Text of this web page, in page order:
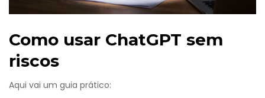
Como usar ChatGPT sem
riscos
Aqui vai um guia prático: